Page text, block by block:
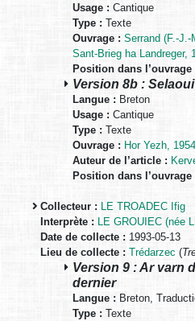
Usage : Cantique
Type : Texte
Ouvrage : Serrand (F.-
Sant-Brieg ha Landreger,
Position dans l’ouvrage
Version 8b :
Langue : Breton
Usage : Cantique
Type : Texte
Ouvrage : Hor Yezh,
Auteur de l’article :
Position dans l’ouvrage
Collecteur : LE TROADEC Ifig
Interprète : LE GROUIEC (née
Date de collecte : 1993-05-13
Lieu de collecte : Trédarzec (
Version 9 : Ar varn
dernier
Langue : Breton,
Type : Texte